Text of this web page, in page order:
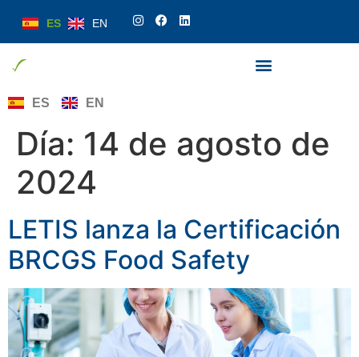
ES EN
ES EN
Día: 14 de agosto de
2024
LETIS lanza la Certificación
BRCGS Food Safety